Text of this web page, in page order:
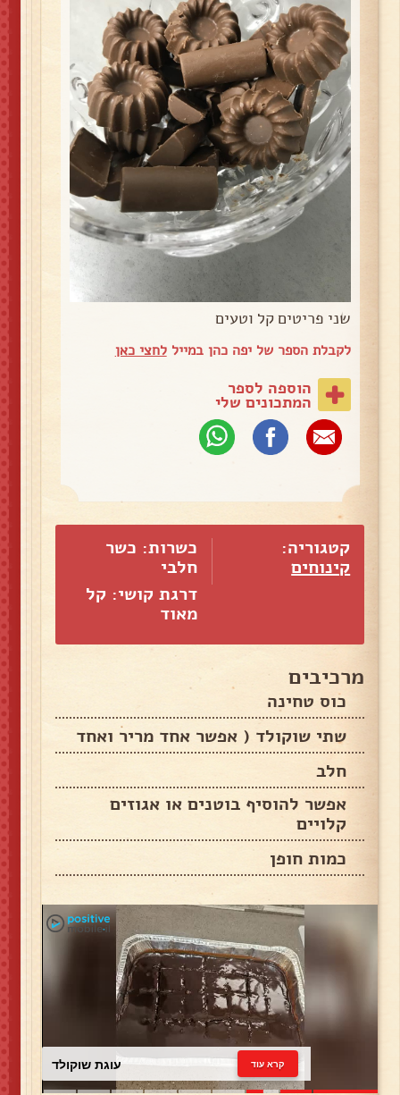
שני פריטים קל וטעים
לקבלת הספר של יפה כהן במייללחצי כאן
הוספה לספר
המתכונים שלי
קטגוריה:
קינוחים
כשרות: כשר
חלבי
דרגת קושי: קל
מאוד
מרכיבים
כוס טחינה
שתי שוקולד ( אפשר אחד מריר ואחד
חלב
אפשר להוסיף בוטנים או אגוזים
קלויים
כמות חופן
עוגת שוקולד קרא עוד